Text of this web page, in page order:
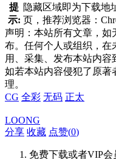
提
示:
隐藏区域即为下载地
页，推荐浏览器：
声明：本站所有文章，如
布。任何个人或组织，在
用、采集、发布本站内容
如若本站内容侵犯了原著
理。
CG 全彩 无码 正太
LOONG
分享 收藏 点赞(0)
免费下载或者VIP会